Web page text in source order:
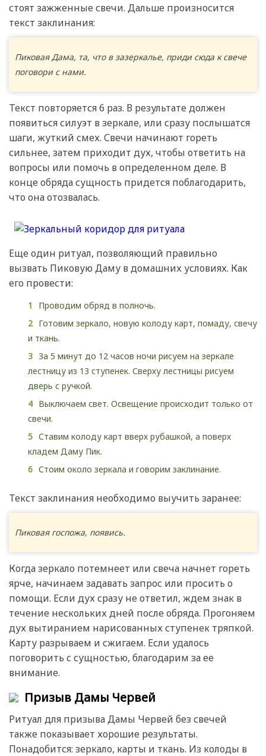
стоят зажженные свечи. Дальше произносится
текст заклинания:
Пиковая Дама, та, что в зазеркалье, приди сюда к свече
поговори с нами.
Текст повторяется 6 раз. В результате должен
появиться силуэт в зеркале, или сразу послышатся
шаги, жуткий смех. Свечи начинают гореть
сильнее, затем приходит дух, чтобы ответить на
вопросы или помочь в определенном деле. В
конце обряда сущность придется поблагодарить,
что она отозвалась.
Еще один ритуал, позволяющий правильно
вызвать Пиковую Даму в домашних условиях. Как
его провести:
Проводим обряд в полночь.
Готовим зеркало, новую колоду карт, помаду, свечу
и ткань.
За 5 минут до 12 часов ночи рисуем на зеркале
лестницу из 13 ступенек. Сверху лестницы рисуем
дверь с ручкой.
Выключаем свет. Освещение происходит только от
свечи.
Ставим колоду карт вверх рубашкой, а поверх
кладем Даму Пик.
Стоим около зеркала и говорим заклинание.
Текст заклинания необходимо выучить заранее:
Пиковая госпожа, появись.
Когда зеркало потемнеет или свеча начнет гореть
ярче, начинаем задавать запрос или просить о
помощи. Если дух сразу не ответил, ждем знак в
течение нескольких дней после обряда. Прогоняем
дух вытиранием нарисованных ступенек тряпкой.
Карту разрываем и сжигаем. Если удалось
поговорить с сущностью, благодарим за ее
внимание.
Призыв Дамы Червей
Ритуал для призыва Дамы Червей без свечей
также показывает хорошие результаты.
Понадобится: зеркало, карты и ткань. Из колоды в